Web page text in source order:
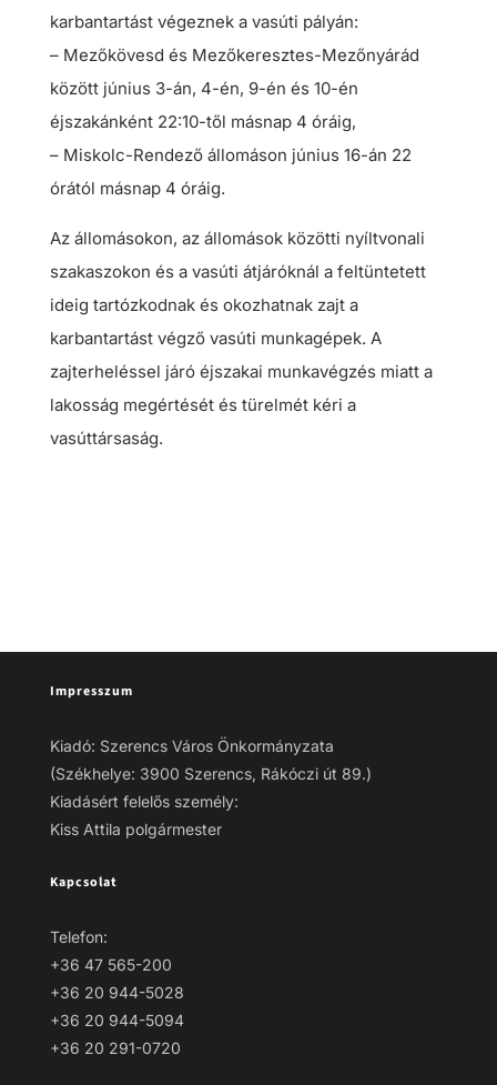
karbantartást végeznek a vasúti pályán:
– Mezőkövesd és Mezőkeresztes-Mezőnyárád
között június 3-án, 4-én, 9-én és 10-én
éjszakánként 22:10-től másnap 4 óráig,
– Miskolc-Rendező állomáson június 16-án 22
órától másnap 4 óráig.
Az állomásokon, az állomások közötti nyíltvonali
szakaszokon és a vasúti átjáróknál a feltüntetett
ideig tartózkodnak és okozhatnak zajt a
karbantartást végző vasúti munkagépek. A
zajterheléssel járó éjszakai munkavégzés miatt a
lakosság megértését és türelmét kéri a
vasúttársaság.
Impresszum
Kiadó: Szerencs Város Önkormányzata
(Székhelye: 3900 Szerencs, Rákóczi út 89.)
Kiadásért felelős személy:
Kiss Attila polgármester
Kapcsolat
Telefon:
+36 47 565-200
+36 20 944-5028
+36 20 944-5094
+36 20 291-0720